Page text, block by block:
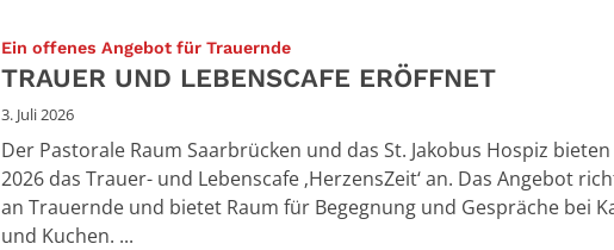
Ein offenes Angebot für Trauernde:
TRAUER UND LEBENSCAFE ERÖFFNET
3. Juli 2026
Der Pastorale Raum Saarbrücken und das St. Jakobus Hospiz bieten
2026 das Trauer- und Lebenscafe ‚HerzensZeit‘ an. Das Angebot
an Trauernde und bietet Raum für Begegnung und Gespräche bei
und Kuchen. ...